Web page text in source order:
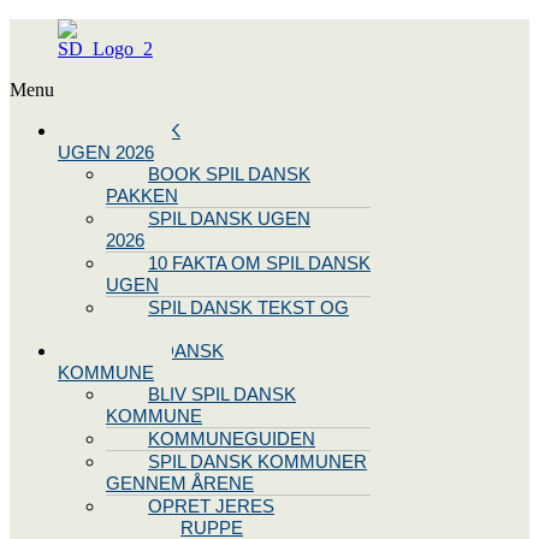
Menu
SPIL DANSK
UGEN 2026
BOOK SPIL DANSK
PAKKEN
SPIL DANSK UGEN
2026
10 FAKTA OM SPIL DANSK
UGEN
SPIL DANSK TEKST OG
BLIV SPIL DANSK
KOMMUNE
BLIV SPIL DANSK
KOMMUNE
KOMMUNEGUIDEN
SPIL DANSK KOMMUNER
GENNEM ÅRENE
OPRET JERES
STYREGRUPPE